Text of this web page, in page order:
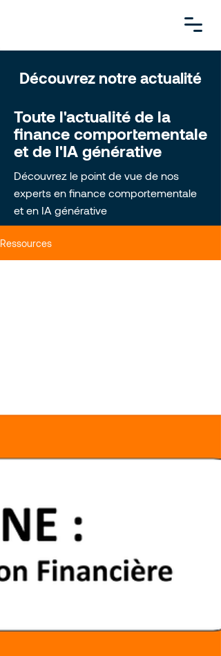
Découvrez notre actualité
Toute l'actualité de la
finance comportementale
et de l'IA générative
Découvrez le point de vue de nos
experts en finance comportementale
et en IA générative
Ressources